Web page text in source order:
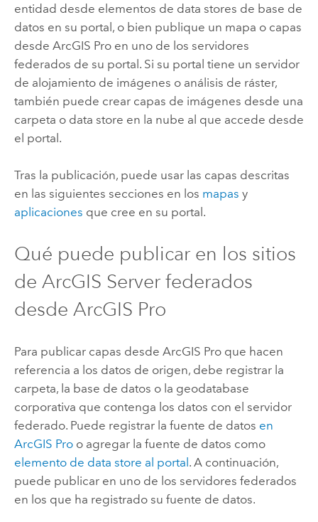
entidad desde elementos de data stores de base de
datos en su portal, o bien publique un mapa o capas
desde ArcGIS Proen uno de los servidores
federados de su portal. Si su portal tiene un servidor
de alojamiento de imágenes o análisis de ráster,
también puede crear capas de imágenes desde una
carpeta o data store en la nube al que accede desde
el portal.
Tras la publicación, puede usar las capas descritas
en las siguientes secciones en los mapas y
aplicaciones que cree en su portal.
Qué puede publicar en los sitios
de ArcGIS Serverfederados
desde ArcGIS Pro
Para publicar capas desde ArcGIS Proque hacen
referencia a los datos de origen, debe registrar la
carpeta, la base de datos o la geodatabase
corporativa que contenga los datos con el servidor
federado. Puede registrar la fuente de datos en
ArcGIS Proo agregar la fuente de datos como
elemento de data store al portal. A continuación,
puede publicar en uno de los servidores federados
en los que ha registrado su fuente de datos.